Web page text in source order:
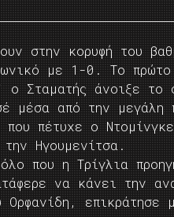
στην κορυφή του
με 1-0. Το
Σταματής άνοιξε το
μέσα από την μεγάλη
πέτυχε ο
Ηγουμενίτσα.
που η Τρίγλια
να κάνει την
Ορφανίδη,